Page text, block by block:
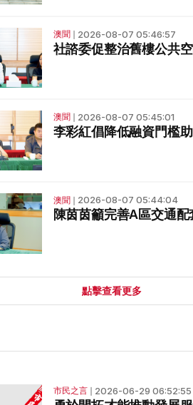
澳聞 ❘ 2026-08-07 05:46:57
社諮委促整治舊樓公共
澳聞 ❘ 2026-08-07 05:45:01
李彩紅倡降低融資門檻
澳聞 ❘ 2026-08-07 05:44:04
陳茵茵籲完善A區交通配
點擊查看更多
市民之言❘ 2026-06-29 06:52:55